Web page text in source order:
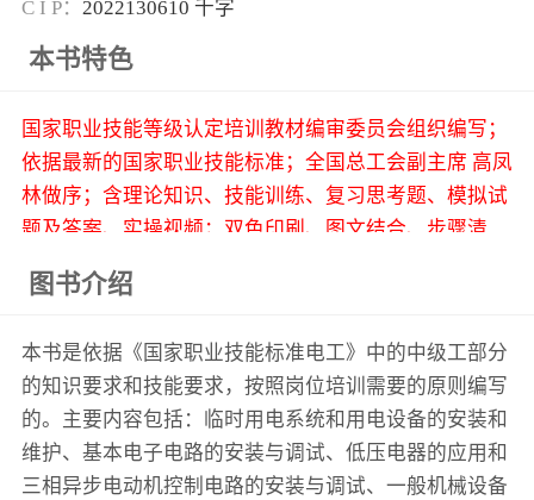
C I P： 2022130610 千字
本书特色
国家职业技能等级认定培训教材编审委员会组织编写；
依据最新的国家职业技能标准；全国总工会副主席 高凤
林做序；含理论知识、技能训练、复习思考题、模拟试
题及答案、实操视频；双色印刷、图文结合、步骤清
图书介绍
本书是依据《国家职业技能标准电工》中的中级工部分
的知识要求和技能要求，按照岗位培训需要的原则编写
的。主要内容包括：临时用电系统和用电设备的安装和
维护、基本电子电路的安装与调试、低压电器的应用和
三相异步电动机控制电路的安装与调试、一般机械设备